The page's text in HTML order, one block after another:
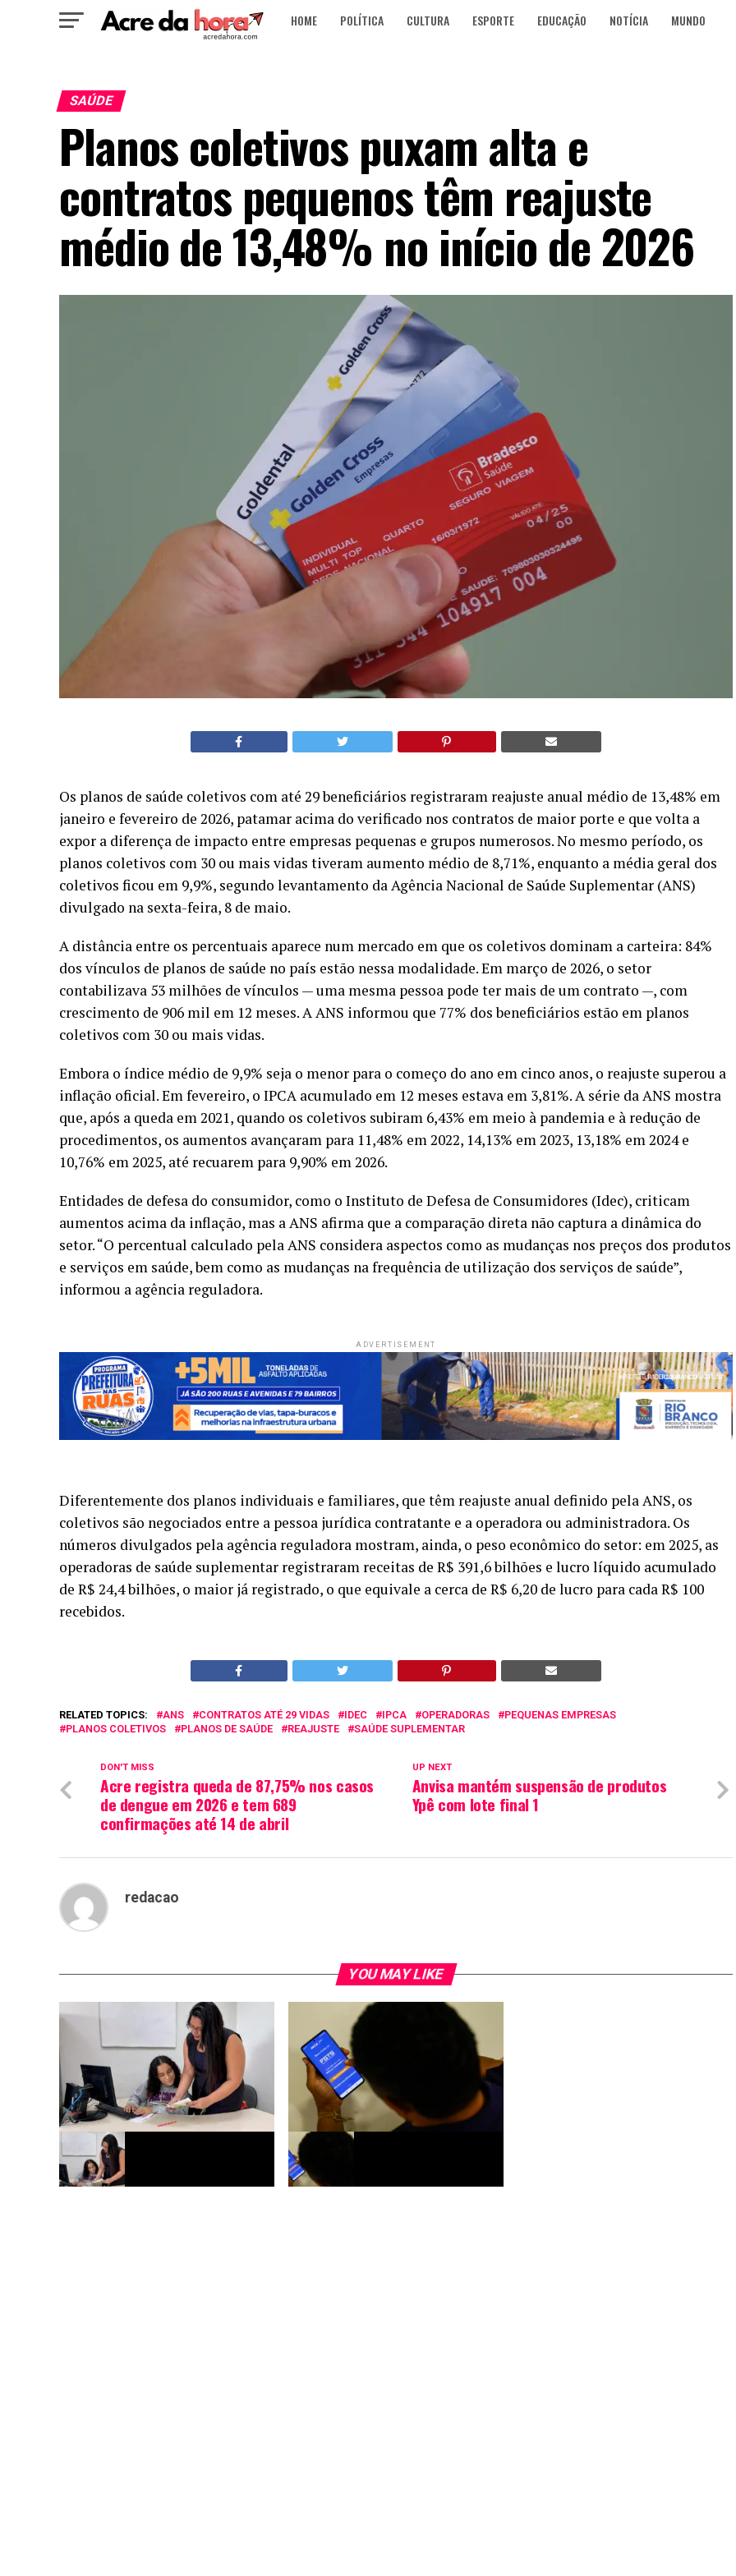
HOME POLÍTICA CULTURA ESPORTE EDUCAÇÃO NOTÍCIA MUNDO
SAÚDE
Planos coletivos puxam alta e
contratos pequenos têm reajuste
médio de 13,48% no início de 2026
Os planos de saúde coletivos com até 29 beneficiários registraram reajuste anual médio de 13,48% em
janeiro e fevereiro de 2026, patamar acima do verificado nos contratos de maior porte e que volta a
expor a diferença de impacto entre empresas pequenas e grupos numerosos. No mesmo período, os
planos coletivos com 30 ou mais vidas tiveram aumento médio de 8,71%, enquanto a média geral dos
coletivos ficou em 9,9%, segundo levantamento da Agência Nacional de Saúde Suplementar (ANS)
divulgado na sexta-feira, 8 de maio.
A distância entre os percentuais aparece num mercado em que os coletivos dominam a carteira: 84%
dos vínculos de planos de saúde no país estão nessa modalidade. Em março de 2026, o setor
contabilizava 53 milhões de vínculos — uma mesma pessoa pode ter mais de um contrato —, com
crescimento de 906 mil em 12 meses. A ANS informou que 77% dos beneficiários estão em planos
coletivos com 30 ou mais vidas.
Embora o índice médio de 9,9% seja o menor para o começo do ano em cinco anos, o reajuste superou a
inflação oficial. Em fevereiro, o IPCA acumulado em 12 meses estava em 3,81%. A série da ANS mostra
que, após a queda em 2021, quando os coletivos subiram 6,43% em meio à pandemia e à redução de
procedimentos, os aumentos avançaram para 11,48% em 2022, 14,13% em 2023, 13,18% em 2024 e
10,76% em 2025, até recuarem para 9,90% em 2026.
Entidades de defesa do consumidor, como o Instituto de Defesa de Consumidores (Idec), criticam
aumentos acima da inflação, mas a ANS afirma que a comparação direta não captura a dinâmica do
setor. “O percentual calculado pela ANS considera aspectos como as mudanças nos preços dos produtos
e serviços em saúde, bem como as mudanças na frequência de utilização dos serviços de saúde”,
informou a agência reguladora.
ADVERTISEMENT
Diferentemente dos planos individuais e familiares, que têm reajuste anual definido pela ANS, os
coletivos são negociados entre a pessoa jurídica contratante e a operadora ou administradora. Os
números divulgados pela agência reguladora mostram, ainda, o peso econômico do setor: em 2025, as
operadoras de saúde suplementar registraram receitas de R$ 391,6 bilhões e lucro líquido acumulado
de R$ 24,4 bilhões, o maior já registrado, o que equivale a cerca de R$ 6,20 de lucro para cada R$ 100
recebidos.
RELATED TOPICS: ANS CONTRATOS ATÉ 29 VIDAS IDEC IPCA OPERADORAS
PEQUENAS EMPRESAS
PLANOS COLETIVOS
PLANOS DE SAÚDE REAJUSTE SAÚDE SUPLEMENTAR
UP NEXT
Anvisa mantém suspensão de produtos
Ypê com lote final 1
DON'T MISS
Acre registra queda de 87,75% nos casos
de dengue em 2026 e tem 689
confirmações até 14 de abril
redacao
YOU MAY LIKE